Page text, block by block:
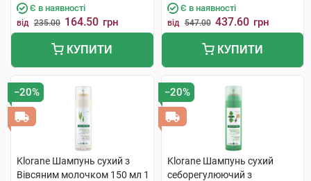
Є в наявності
від 235.00 164.50 грн
КУПИТИ
Є в наявності
від 547.00 437.60 грн
КУПИТИ
−20%
Klorane Шампунь сухий з
Вівсяним молочком 150 мл 1
−20%
Klorane Шампунь сухий
себорегулюючий з